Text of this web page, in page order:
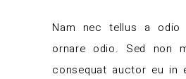
Nam nec tellus a odio
ornare odio. Sed non
consequat auctor eu in